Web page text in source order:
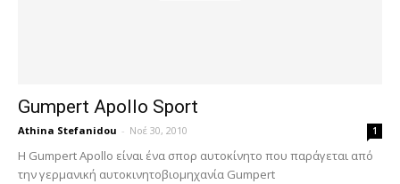
Gumpert Apollo Sport
Athina Stefanidou - Νοέ 30, 2010 1
Η Gumpert Apollo είναι ένα σπορ αυτοκίνητο που παράγεται από
την γερμανική αυτοκινητοβιομηχανία Gumpert